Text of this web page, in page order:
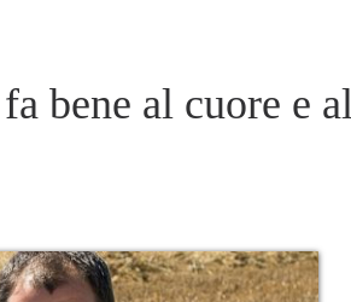
bene al cuore e al